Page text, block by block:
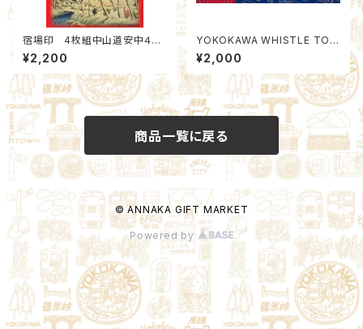
宿場印 4枚組中山道安中４宿
場 Aセット：北群馬甲冑工房×
安中市観光機構
¥2,200
YOKOKAWA WHISTLE TOW
N BANDANA
¥2,000
商品一覧に戻る
© ANNAKA GIFT MARKET
Powered by